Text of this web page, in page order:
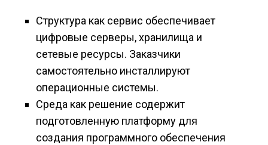
Структура как сервис обеспечивает
цифровые серверы, хранилища и
сетевые ресурсы. Заказчики
самостоятельно инсталлируют
операционные системы.
Среда как решение содержит
подготовленную платформу для
создания программного обеспечения